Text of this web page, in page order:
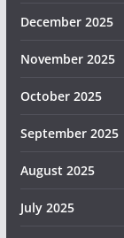
December 2025
November 2025
October 2025
September 2025
August 2025
July 2025